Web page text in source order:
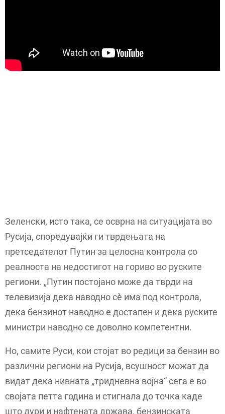
Зеленски, исто така, се осврна на ситуацијата во
Русија, споредувајќи ги тврдењата на
претседателот Путин за целосна контрола со
реалноста на недостигот на гориво во руските
региони. „Путин постојано може да тврди на
телевизија дека наводно сè има под контрола,
дека бензинот наводно е достапен и дека руските
министри наводно се доволно компетентни.
Но, самите Руси, кои стојат во редици за бензин во
различни региони на Русија, всушност можат да
видат дека нивната „тридневна војна“ сега е во
својата петта година и стигнала до точка каде
што дури и нафтената држава, бензинската